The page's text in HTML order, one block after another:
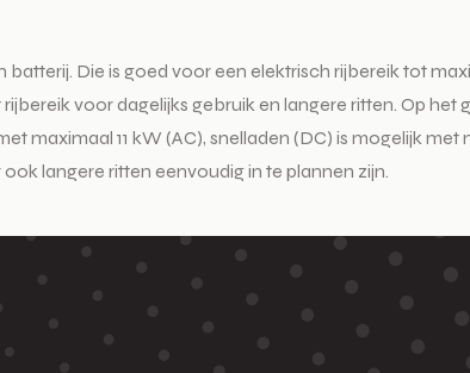
Die is goed voor een elektrisch rijbereik tot
voor dagelijks gebruik en langere ritten. Op het
maximaal 11 kW (AC), snelladen (DC) is mogelijk
langere ritten eenvoudig in te plannen zijn.